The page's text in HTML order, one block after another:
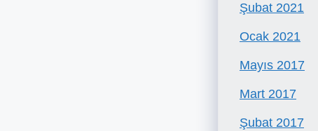
Şubat 2021
Ocak 2021
Mayıs 2017
Mart 2017
Şubat 2017